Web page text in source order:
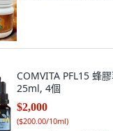
COMVITA PFL15 蜂
25ml, 4個
$2,000
($200.00/10ml)